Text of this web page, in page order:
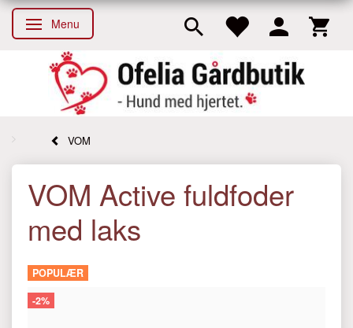
Skifte navigation
Menu
VOM
VOM Active fuldfoder
med laks
POPULÆR
-2%